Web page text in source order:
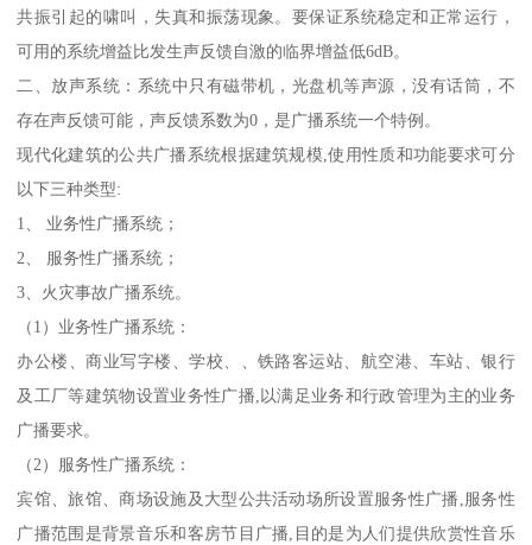
共振引起的啸叫，失真和振荡现象。要保证系统稳定和正常运行，
可用的系统增益比发生声反馈自激的临界增益低6dB。
二、放声系统：系统中只有磁带机，光盘机等声源，没有话筒，不
存在声反馈可能，声反馈系数为0，是广播系统一个特例。
现代化建筑的公共广播系统根据建筑规模,使用性质和功能要求可分
以下三种类型:
1、 业务性广播系统；
2、 服务性广播系统；
3、火灾事故广播系统。
（1）业务性广播系统：
办公楼、商业写字楼、学校、、铁路客运站、航空港、车站、银行
及工厂等建筑物设置业务性广播,以满足业务和行政管理为主的业务
广播要求。
（2）服务性广播系统：
宾馆、旅馆、商场设施及大型公共活动场所设置服务性广播,服务性
广播范围是背景音乐和客房节目广播,目的是为人们提供欣赏性音乐